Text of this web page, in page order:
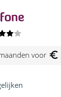
voor